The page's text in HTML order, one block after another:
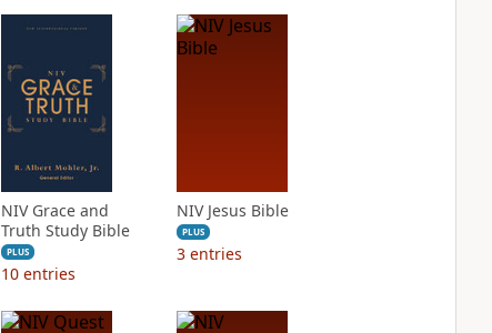
NIV Grace and
Truth Study Bible
PLUS
10 entries
NIV Jesus Bible
PLUS
3 entries